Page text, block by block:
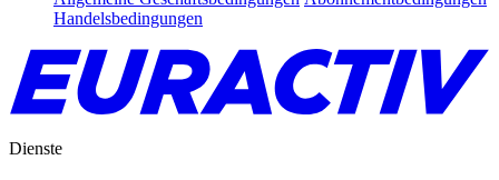
Handelsbedingungen
Dienste